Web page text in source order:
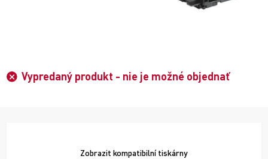
Vypredaný produkt - nie je možné objednať
Zobrazit kompatibilní tiskárny